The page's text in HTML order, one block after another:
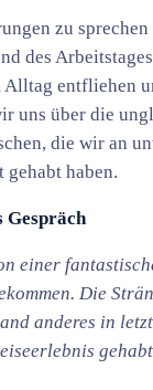
zu
des
Alltag entfliehen
uns über die
die wir an
gehabt haben.
Gespräch
einer
Die
anderes in